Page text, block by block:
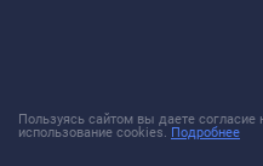
Пользуясь сайтом вы даете
использование cookies. Подробнее